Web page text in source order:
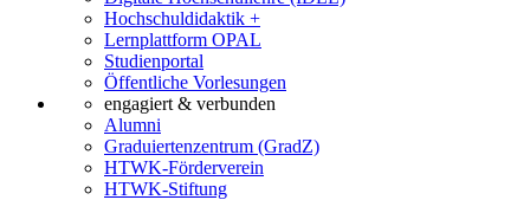
Hochschuldidaktik +
Lernplattform OPAL
Studienportal
Öffentliche Vorlesungen
engagiert & verbunden
Alumni
Graduiertenzentrum (GradZ)
HTWK-Förderverein
HTWK-Stiftung